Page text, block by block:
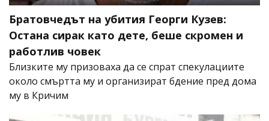
Братовчедът на убития Георги Кузев:
Остана сирак като дете, беше скромен и
работлив човек
Близките му призоваха да се спрат спекулациите
около смъртта му и организират бдение пред дома
му в Кричим